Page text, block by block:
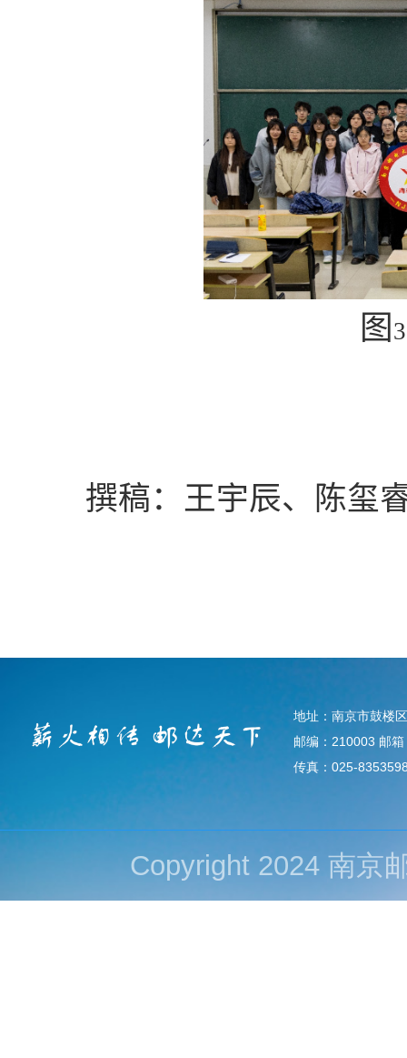
图 3
撰稿：王宇辰、陈玺
地址：南京市鼓楼
邮编：210003 邮
传真：025-
Copyright 2024 南京